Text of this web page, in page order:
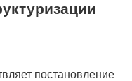
постановление